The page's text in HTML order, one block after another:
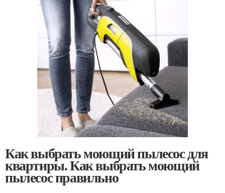
Как выбрать моющий пылесос для
квартиры. Как выбрать моющий
пылесос правильно